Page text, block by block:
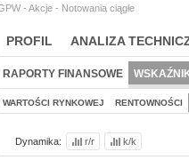
- Akcje - Notowania ciągłe
PROFIL ANALIZA
RAPORTY FINANSOWE
WARTOŚCI RYNKOWEJ RENTOWNOŚCI
Dynamika: r/r k/k